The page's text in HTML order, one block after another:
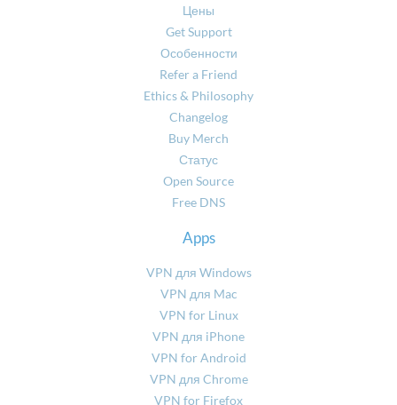
Цены
Get Support
Особенности
Refer a Friend
Ethics & Philosophy
Changelog
Buy Merch
Статус
Open Source
Free DNS
Apps
VPN для Windows
VPN для Mac
VPN for Linux
VPN для iPhone
VPN for Android
VPN для Chrome
VPN for Firefox